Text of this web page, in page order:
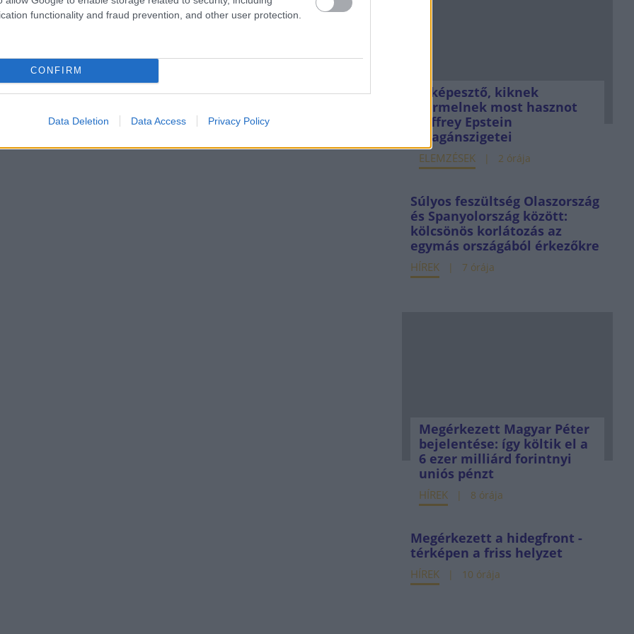
functionality and fraud prevention, and other user protection.
CONFIRM
Data Deletion Data Access Privacy Policy
Elképesztő, kiknek
termelnek most hasznot
Jeffrey Epstein
magánszigetei
ELEMZÉSEK 2 órája
Súlyos feszültség Olaszország
és Spanyolország között:
kölcsönös korlátozás az
egymás országából érkezőkre
HÍREK 7 órája
Megérkezett Magyar Péter
bejelentése: így költik el a
6 ezer milliárd forintnyi
uniós pénzt
HÍREK 8 órája
Megérkezett a hidegfront -
térképen a friss helyzet
HÍREK 10 órája